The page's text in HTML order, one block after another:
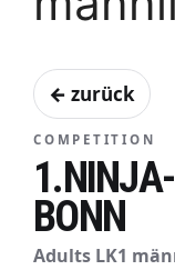
← zurück
COMPETITION
BONN
Adults LK1